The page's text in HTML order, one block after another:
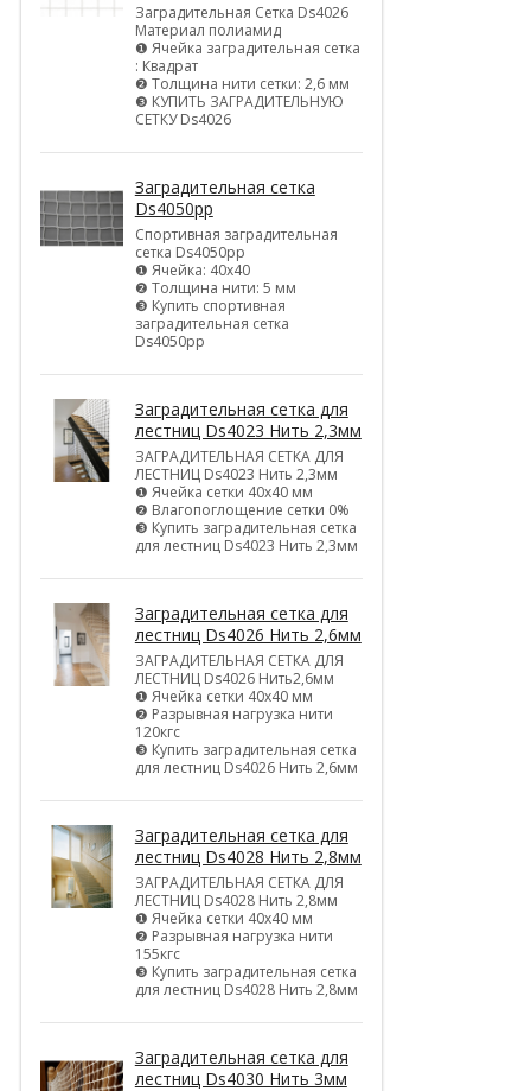
Заградительная Сетка Ds4026
Материал полиамид
❶ Ячейка заградительная сетка
: Квадрат
❷ Толщина нити сетки: 2,6 мм
❸ КУПИТЬ ЗАГРАДИТЕЛЬНУЮ
СЕТКУ Ds4026
Заградительная сетка
Ds4050pp
Спортивная заградительная
сетка Ds4050pp
❶ Ячейка: 40х40
❷ Толщина нити: 5 мм
❸ Купить спортивная
заградительная сетка
Ds4050pp
Заградительная сетка для
лестниц Ds4023 Нить 2,3мм
ЗАГРАДИТЕЛЬНАЯ СЕТКА ДЛЯ
ЛЕСТНИЦ Ds4023 Нить 2,3мм
❶ Ячейка сетки 40х40 мм
❷ Влагопоглощение сетки 0%
❸ Купить заградительная сетка
для лестниц Ds4023 Нить 2,3мм
Заградительная сетка для
лестниц Ds4026 Нить 2,6мм
ЗАГРАДИТЕЛЬНАЯ СЕТКА ДЛЯ
ЛЕСТНИЦ Ds4026 Нить2,6мм
❶ Ячейка сетки 40х40 мм
❷ Разрывная нагрузка нити
120кгс
❸ Купить заградительная сетка
для лестниц Ds4026 Нить 2,6мм
Заградительная сетка для
лестниц Ds4028 Нить 2,8мм
ЗАГРАДИТЕЛЬНАЯ СЕТКА ДЛЯ
ЛЕСТНИЦ Ds4028 Нить 2,8мм
❶ Ячейка сетки 40х40 мм
❷ Разрывная нагрузка нити
155кгс
❸ Купить заградительная сетка
для лестниц Ds4028 Нить 2,8мм
Заградительная сетка для
лестниц Ds4030 Нить 3мм